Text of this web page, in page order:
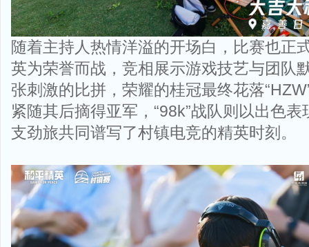
随着主持人热情洋溢的开场白，比赛也正
英为荣誉而战，竞相展示游戏技艺与团队
张刺激的比拼，荣耀的桂冠最终花落
紧随其后摘得亚军，“98k”战队则以出色
支劲旅共同谱写了村镇电竞的精英时刻。